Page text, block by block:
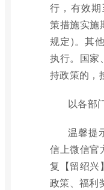
行，有效
策措施实施
规定)。其
执行。国家
持政策的，
以各部
温馨提
信上微信官
复【留绍兴
政策、福利